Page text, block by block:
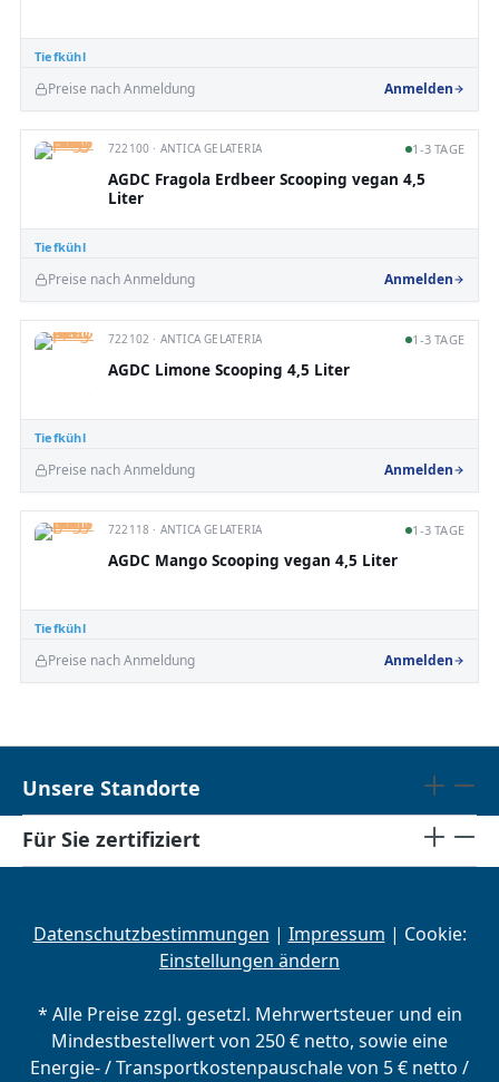
Tiefkühl
Preise nach Anmeldung Anmelden
Tiefkühl
722100 · ANTICA GELATERIA 1-3 TAGE
AGDC Fragola Erdbeer Scooping vegan 4,5
Liter
Preise nach Anmeldung Anmelden
Tiefkühl
722102 · ANTICA GELATERIA 1-3 TAGE
AGDC Limone Scooping 4,5 Liter
Preise nach Anmeldung Anmelden
Tiefkühl
722118 · ANTICA GELATERIA 1-3 TAGE
AGDC Mango Scooping vegan 4,5 Liter
Preise nach Anmeldung Anmelden
Unsere Standorte
Für Sie zertifiziert
Datenschutzbestimmungen | Impressum | Cookie:
Einstellungen ändern
* Alle Preise zzgl. gesetzl. Mehrwertsteuer und ein
Mindestbestellwert von 250 € netto, sowie eine
Energie- / Transportkostenpauschale von 5 € netto /